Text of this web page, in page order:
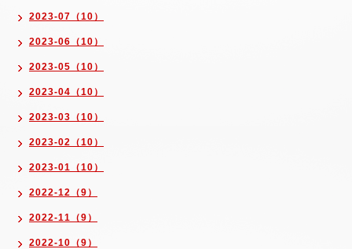
2023-07（10）
2023-06（10）
2023-05（10）
2023-04（10）
2023-03（10）
2023-02（10）
2023-01（10）
2022-12（9）
2022-11（9）
2022-10（9）